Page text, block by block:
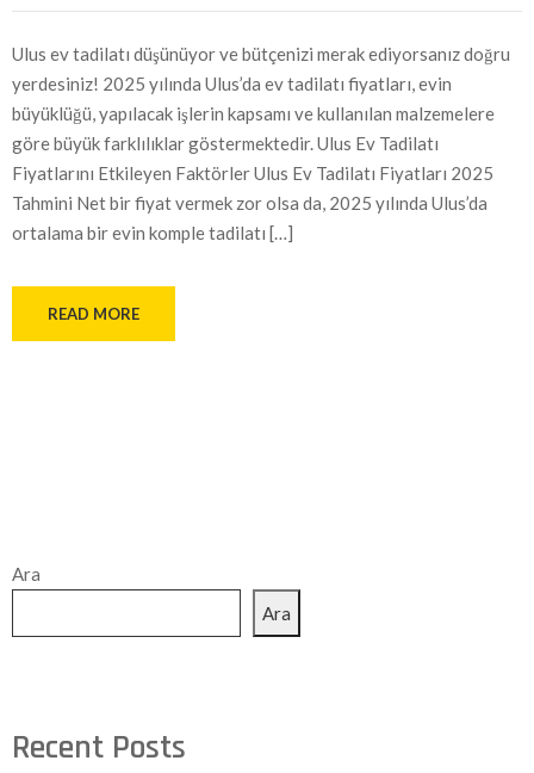
Ulus ev tadilatı düşünüyor ve bütçenizi merak ediyorsanız doğru
yerdesiniz! 2025 yılında Ulus’da ev tadilatı fiyatları, evin
büyüklüğü, yapılacak işlerin kapsamı ve kullanılan malzemelere
göre büyük farklılıklar göstermektedir. Ulus Ev Tadilatı
Fiyatlarını Etkileyen Faktörler Ulus Ev Tadilatı Fiyatları 2025
Tahmini Net bir fiyat vermek zor olsa da, 2025 yılında Ulus’da
ortalama bir evin komple tadilatı […]
READ MORE
Ara
Ara
Recent Posts